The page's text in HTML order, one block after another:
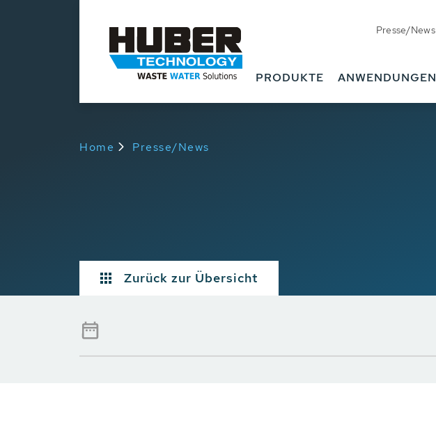
Presse/News
PRODUKTE ANWENDUNGEN
Home Presse/News
Zurück zur Übersicht